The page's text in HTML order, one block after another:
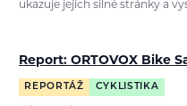
ukazuje jejich silné stránky a
Report: ORTOVOX Bike
REPORTÁŽ CYKLISTIKA